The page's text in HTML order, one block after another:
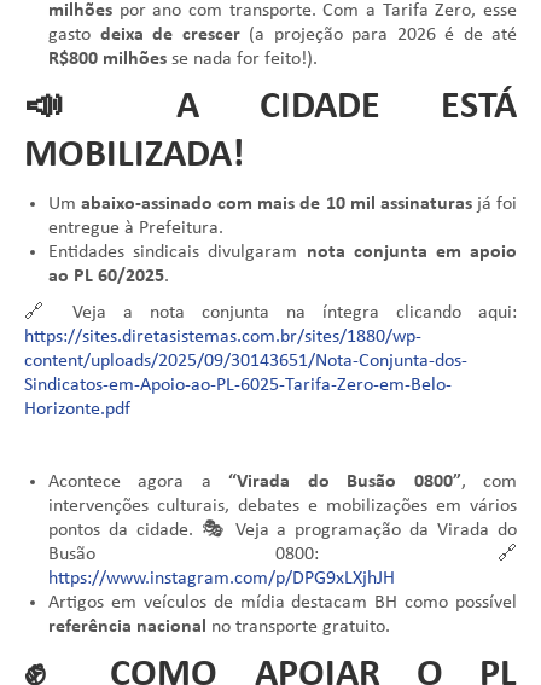
milhões por ano com transporte. Com a Tarifa Zero, esse
gasto deixa de crescer(a projeção para 2026 é de até
R$800 milhões se nada for feito!).
📣 A CIDADE ESTÁ
MOBILIZADA!
Umabaixo-assinado com mais de 10 mil assinaturasjá foi
entregue à Prefeitura.
Entidades sindicais divulgaram nota conjunta em apoio
ao PL 60/2025.
🔗 Veja a nota conjunta na íntegra clicando aqui:
https://sites.diretasistemas.com.br/sites/1880/wp-
content/uploads/2025/09/30143651/Nota-Conjunta-dos-
Sindicatos-em-Apoio-ao-PL-6025-Tarifa-Zero-em-Belo-
Horizonte.pdf
Acontece agora a“Virada do Busão 0800”, com
intervenções culturais, debates e mobilizações em vários
pontos da cidade. 🎭 Veja a programação da Virada do
Busão 0800: 🔗
https://www.instagram.com/p/DPG9xLXjhJH
Artigos em veículos de mídia destacam BH como possível
referência nacional
no transporte gratuito.
✊ COMO APOIAR O PL